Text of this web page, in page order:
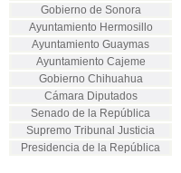
Gobierno de Sonora
Ayuntamiento Hermosillo
Ayuntamiento Guaymas
Ayuntamiento Cajeme
Gobierno Chihuahua
Cámara Diputados
Senado de la República
Supremo Tribunal Justicia
Presidencia de la República